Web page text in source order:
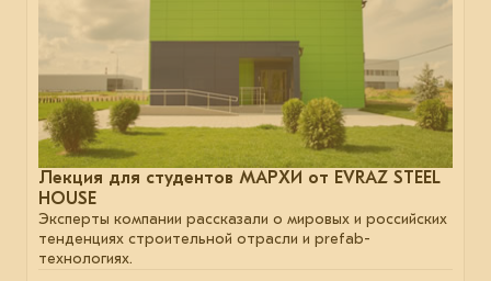
Лекция для студентов МАРХИ от EVRAZ STEEL
HOUSE
Эксперты компании рассказали о мировых и российских
тенденциях строительной отрасли и prefab-
технологиях.